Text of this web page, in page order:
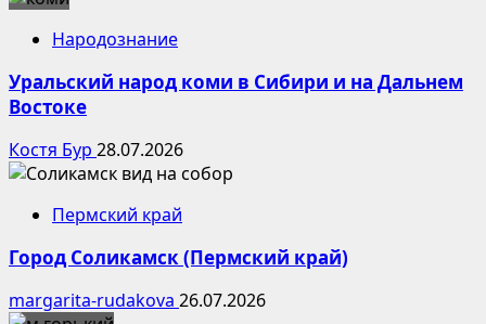
Народознание
Уральский народ коми в Сибири и на Дальнем
Востоке
Костя Бур 28.07.2026
Пермский край
Город Соликамск (Пермский край)
margarita-rudakova 26.07.2026